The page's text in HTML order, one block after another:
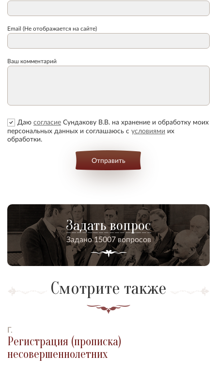
Email (Не отображается на сайте)
Ваш комментарий
Даю согласие Сундакову В.В. на хранение и обработку моих
персональных данных и соглашаюсь с условиями их
обработки.
Отправить
Задать вопрос
Задано 15007 вопросов
Смотрите также
Г.
Регистрация (прописка)
несовершеннолетних